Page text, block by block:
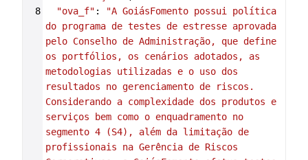
8
"ova_f" :
"A GoiásFomento possui política
do programa de testes de estresse aprovada
pelo Conselho de Administração, que define
os portfólios, os cenários adotados, as
metodologias utilizadas e o uso dos
resultados no gerenciamento de riscos.
Considerando a complexidade dos produtos e
serviços bem como o enquadramento no
segmento 4 (S4), além da limitação de
profissionais na Gerência de Riscos